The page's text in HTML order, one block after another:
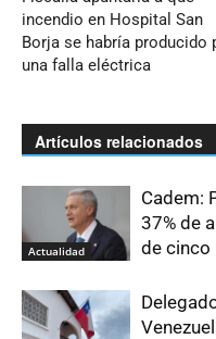
incendio en Hospital San
Borja se habría producido
una falla eléctrica
Artículos relacionados
Actualidad
Cadem:
37% de
de cinco